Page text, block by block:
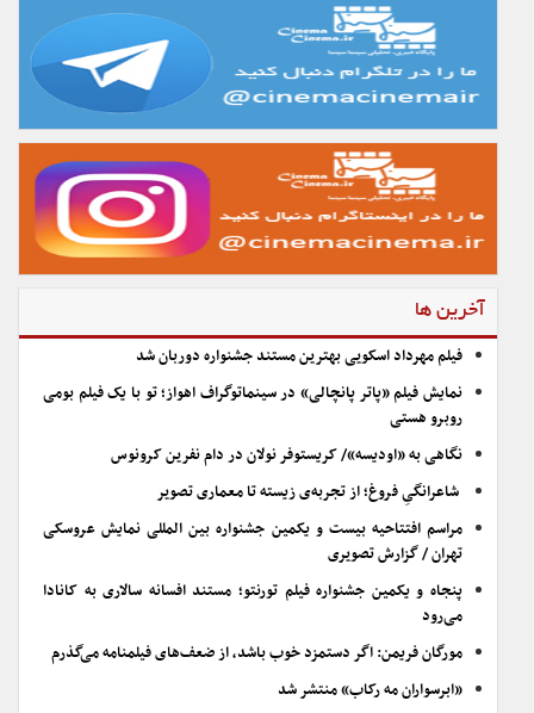
آخرین ها
فیلم مهرداد اسکویی بهترین مستند جشنواره دوربان شد
نمایش فیلم «پاتر پانچالی» در سینماتوگراف اهواز؛ تو با یک فیلم بومی
روبرو هستی
نگاهی به «اودیسه»/ کریستوفر نولان در دام نفرین کرونوس
شاعرانگیِ فروغ؛ از تجربه‌ی زیسته تا معماری تصویر
مراسم افتتاحیه بیست و یکمین جشنواره بین المللی نمایش عروسکی
تهران / گزارش تصویری
پنجاه و یکمین جشنواره فیلم تورنتو؛ مستند افسانه سالاری به کانادا
می‌رود
مورگان فریمن: اگر دستمزد خوب باشد، از ضعف‌های فیلمنامه می‌گذرم
«ابرسواران مه رکاب» منتشر شد